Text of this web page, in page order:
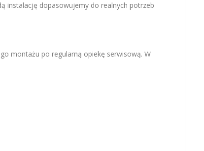
instalację dopasowujemy do realnych potrzeb
montażu po regularną opiekę serwisową. W